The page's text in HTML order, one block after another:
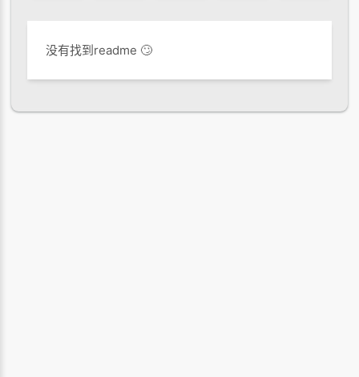
没有找到readme 🙄